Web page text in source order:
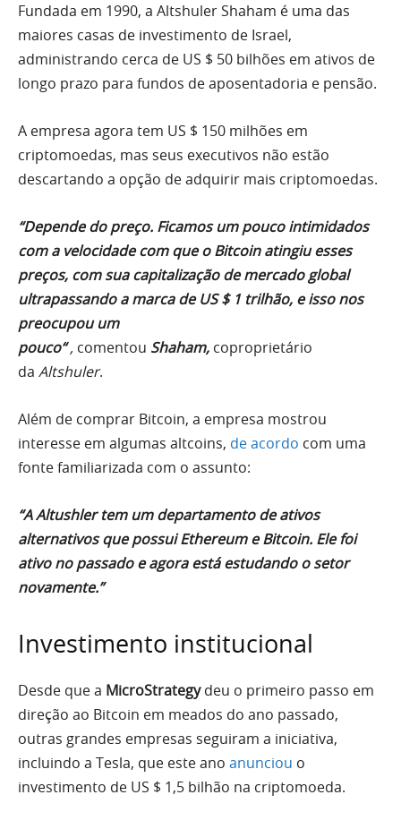
Fundada em 1990, a Altshuler Shaham é uma das
maiores casas de investimento de Israel,
administrando cerca de US $ 50 bilhões em ativos de
longo prazo para fundos de aposentadoria e pensão.
A empresa agora tem US $ 150 milhões em
criptomoedas, mas seus executivos não estão
descartando a opção de adquirir mais criptomoedas.
“Depende do preço. Ficamos um pouco intimidados
com a velocidade com que o Bitcoin atingiu esses
preços, com sua capitalização de mercado global
ultrapassando a marca de US $ 1 trilhão, e isso nos
preocupou um
pouco“ , comentou Shaham, coproprietário
da Altshuler.
Além de comprar Bitcoin, a empresa mostrou
interesse em algumas altcoins, de acordo com uma
fonte familiarizada com o assunto:
“A Altushler tem um departamento de ativos
alternativos que possui Ethereum e Bitcoin. Ele foi
ativo no passado e agora está estudando o setor
novamente.”
Investimento institucional
Desde que a MicroStrategydeu o primeiro passo em
direção ao Bitcoin em meados do ano passado,
outras grandes empresas seguiram a iniciativa,
incluindo a Tesla, que este ano anunciou o
investimento de US $ 1,5 bilhão na criptomoeda.